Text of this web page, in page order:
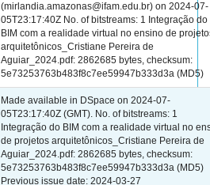
(mirlandia.amazonas@ifam.edu.br) on 2024-07-
05T23:17:40Z No. of bitstreams: 1 Integração do
BIM com a realidade virtual no ensino de
arquitetônicos_Cristiane Pereira de
Aguiar_2024.pdf: 2862685 bytes, checksum:
5e73253763b483f8c7ee59947b333d3a (MD5)
Made available in DSpace on 2024-07-
05T23:17:40Z (GMT). No. of bitstreams: 1
Integração do BIM com a realidade virtual no
de projetos arquitetônicos_Cristiane Pereira de
Aguiar_2024.pdf: 2862685 bytes, checksum:
5e73253763b483f8c7ee59947b333d3a (MD5)
Previous issue date: 2024-03-27